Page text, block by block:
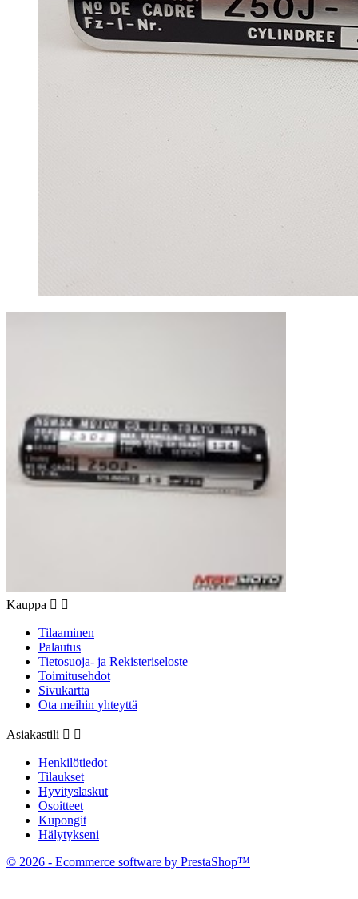
Kauppa  
Tilaaminen
Palautus
Tietosuoja- ja Rekisteriseloste
Toimitusehdot
Sivukartta
Ota meihin yhteyttä
Asiakastili  
Henkilötiedot
Tilaukset
Hyvityslaskut
Osoitteet
Kupongit
Hälytykseni
© 2026 - Ecommerce software by PrestaShop™